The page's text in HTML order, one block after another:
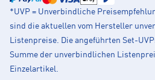
*UVP = Unverbindliche
sind die aktuellen vom Hersteller
Listenpreise. Die angeführten Set-
Summe der unverbindlichen
Einzelartikel.